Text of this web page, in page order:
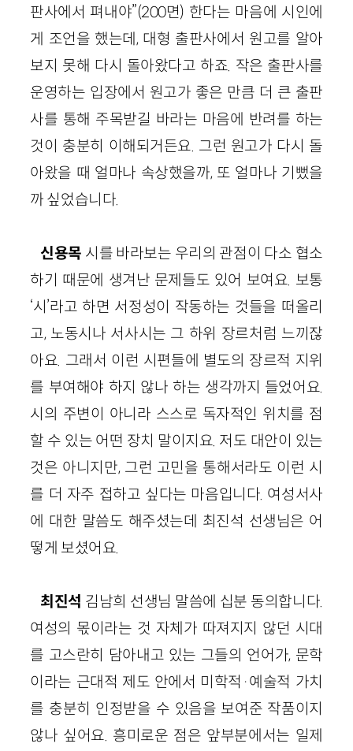
판사에서 펴내야”(200면) 한다는 마음에 시인에
게 조언을 했는데, 대형 출판사에서 원고를 알아
보지 못해 다시 돌아왔다고 하죠. 작은 출판사를
운영하는 입장에서 원고가 좋은 만큼 더 큰 출판
사를 통해 주목받길 바라는 마음에 반려를 하는
것이 충분히 이해되거든요. 그런 원고가 다시 돌
아왔을 때 얼마나 속상했을까, 또 얼마나 기뻤을
까 싶었습니다.
신용목 시를 바라보는 우리의 관점이 다소 협소
하기 때문에 생겨난 문제들도 있어 보여요. 보통
‘시’라고 하면 서정성이 작동하는 것들을 떠올리
고, 노동시나 서사시는 그 하위 장르처럼 느끼잖
아요. 그래서 이런 시편들에 별도의 장르적 지위
를 부여해야 하지 않나 하는 생각까지 들었어요.
시의 주변이 아니라 스스로 독자적인 위치를 점
할 수 있는 어떤 장치 말이지요. 저도 대안이 있는
것은 아니지만, 그런 고민을 통해서라도 이런 시
를 더 자주 접하고 싶다는 마음입니다. 여성서사
에 대한 말씀도 해주셨는데 최진석 선생님은 어
떻게 보셨어요.
최진석 김남희 선생님 말씀에 십분 동의합니다.
여성의 몫이라는 것 자체가 따져지지 않던 시대
를 고스란히 담아내고 있는 그들의 언어가, 문학
이라는 근대적 제도 안에서 미학적·예술적 가치
를 충분히 인정받을 수 있음을 보여준 작품이지
않나 싶어요. 흥미로운 점은 앞부분에서는 일제